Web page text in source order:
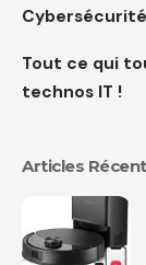
Cybersécurité
Tout ce qui
technos IT !
Articles